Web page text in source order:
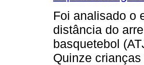
Foi analisado o
distância do
basquetebol
Quinze